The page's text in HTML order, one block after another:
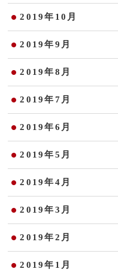
2019年10月
2019年9月
2019年8月
2019年7月
2019年6月
2019年5月
2019年4月
2019年3月
2019年2月
2019年1月